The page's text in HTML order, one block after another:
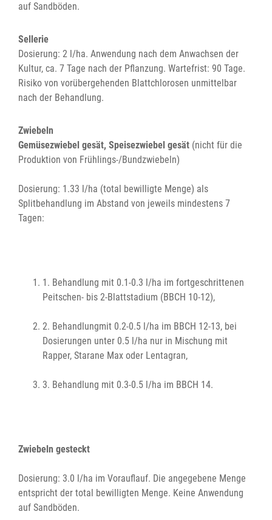
auf Sandböden.
Sellerie
Dosierung: 2 l/ha. Anwendung nach dem Anwachsen der
Kultur, ca. 7 Tage nach der Pflanzung. Wartefrist: 90 Tage.
Risiko von vorübergehenden Blattchlorosen unmittelbar
nach der Behandlung.
Zwiebeln
Gemüsezwiebel gesät, Speisezwiebel gesät (nicht für die
Produktion von Frühlings-/Bundzwiebeln)
Dosierung: 1.33 l/ha (total bewilligte Menge) als
Splitbehandlung im Abstand von jeweils mindestens 7
Tagen:
1. Behandlung mit 0.1-0.3 l/ha im fortgeschrittenen
Peitschen- bis 2-Blattstadium (BBCH 10-12),
2. Behandlungmit 0.2-0.5 l/ha im BBCH 12-13, bei
Dosierungen unter 0.5 l/ha nur in Mischung mit
Rapper, Starane Max oder Lentagran,
3. Behandlung mit 0.3-0.5 l/ha im BBCH 14.
Zwiebeln gesteckt
Dosierung: 3.0 l/ha im Vorauflauf. Die angegebene Menge
entspricht der total bewilligten Menge. Keine Anwendung
auf Sandböden.